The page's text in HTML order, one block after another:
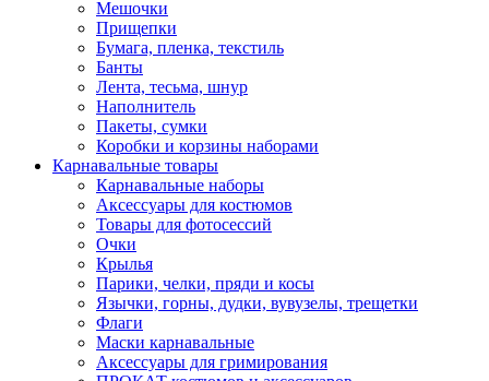
Мешочки
Прищепки
Бумага, пленка, текстиль
Банты
Лента, тесьма, шнур
Наполнитель
Пакеты, сумки
Коробки и корзины наборами
Карнавальные товары
Карнавальные наборы
Аксессуары для костюмов
Товары для фотосессий
Очки
Крылья
Парики, челки, пряди и косы
Язычки, горны, дудки, вувузелы, трещетки
Флаги
Маски карнавальные
Аксессуары для гримирования